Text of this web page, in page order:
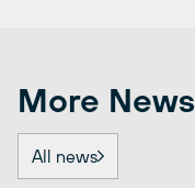
More News
All news